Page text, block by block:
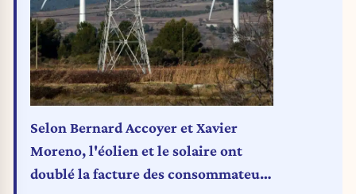
Selon Bernard Accoyer et Xavier
Moreno, l'éolien et le solaire ont
doublé la facture des consommateurs